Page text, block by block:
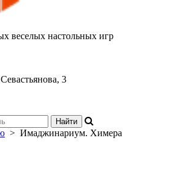
веселых настольных игр
3
> Имаджинариум. Химера